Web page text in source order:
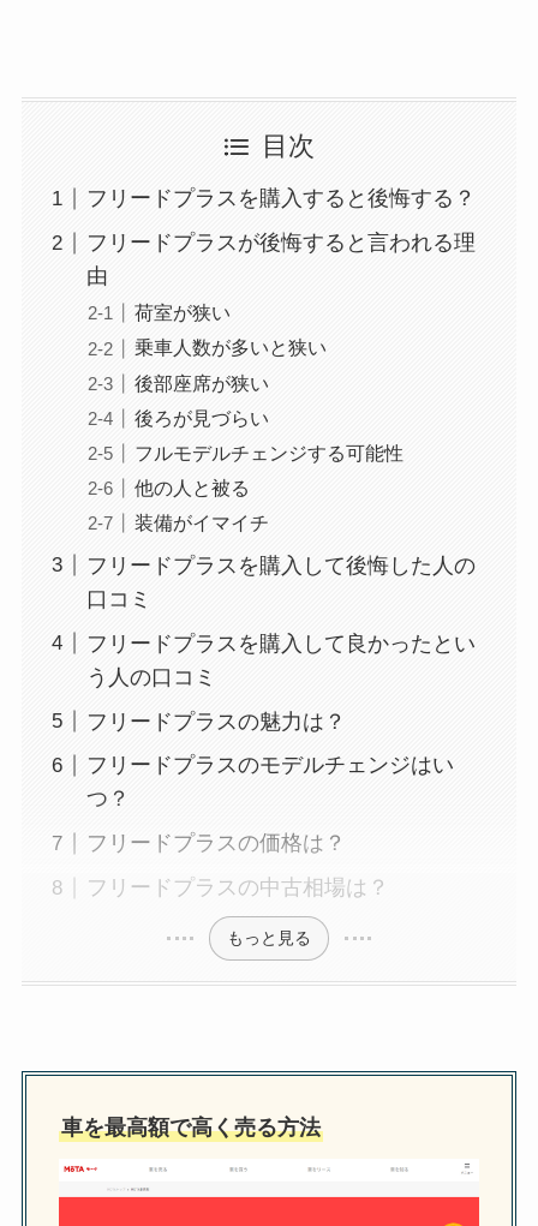
目次
フリードプラスを購入すると後悔する？
フリードプラスが後悔すると言われる理
由
荷室が狭い
乗車人数が多いと狭い
後部座席が狭い
後ろが見づらい
フルモデルチェンジする可能性
他の人と被る
装備がイマイチ
フリードプラスを購入して後悔した人の
口コミ
フリードプラスを購入して良かったとい
う人の口コミ
フリードプラスの魅力は？
フリードプラスのモデルチェンジはい
つ？
フリードプラスの価格は？
フリードプラスの中古相場は？
もっと見る
車を最高額で高く売る方法